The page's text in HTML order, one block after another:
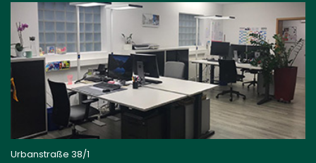
Urbanstraße 38/1